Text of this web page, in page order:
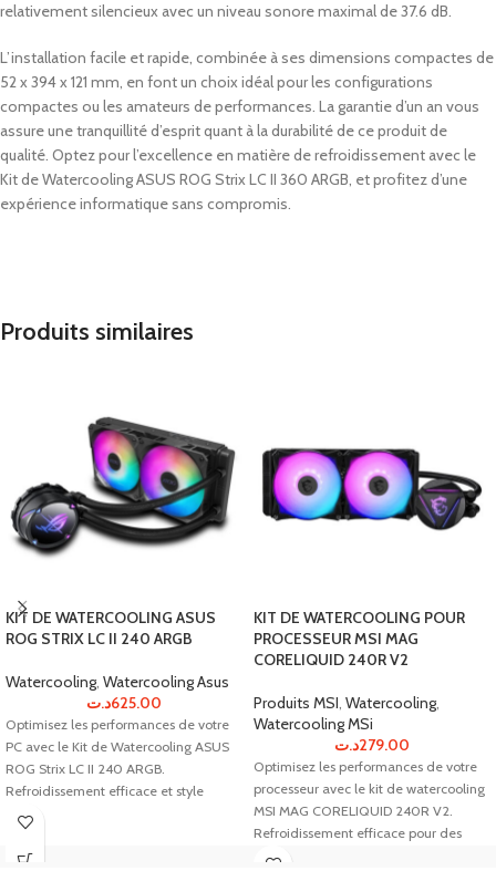
relativement silencieux avec un niveau sonore maximal de 37.6 dB.
L’installation facile et rapide, combinée à ses dimensions compactes de
52 x 394 x 121 mm, en font un choix idéal pour les configurations
compactes ou les amateurs de performances. La garantie d’un an vous
assure une tranquillité d’esprit quant à la durabilité de ce produit de
qualité. Optez pour l’excellence en matière de refroidissement avec le
Kit de Watercooling ASUS ROG Strix LC II 360 ARGB, et profitez d’une
expérience informatique sans compromis.
Produits similaires
KIT DE WATERCOOLING ASUS
ROG STRIX LC II 240 ARGB
Watercooling, Watercooling Asus
625.00د.ت
Optimisez les performances de votre
PC avec le Kit de Watercooling ASUS
ROG Strix LC II 240 ARGB.
Refroidissement efficace et style
gaming, disponible maintenant!
KIT DE WATERCOOLING POUR
PROCESSEUR MSI MAG
CORELIQUID 240R V2
Produits MSI, Watercooling,
Watercooling MSi
279.00د.ت
Optimisez les performances de votre
processeur avec le kit de watercooling
MSI MAG CORELIQUID 240R V2.
Refroidissement efficace pour des
sessions de jeu fluides